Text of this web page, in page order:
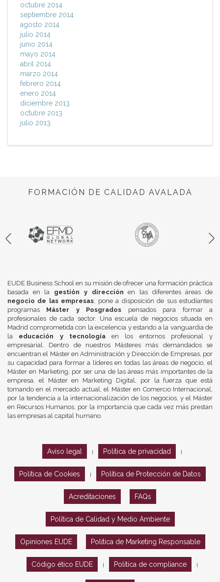
octubre 2014
septiembre 2014
agosto 2014
julio 2014
junio 2014
mayo 2014
abril 2014
marzo 2014
febrero 2014
enero 2014
diciembre 2013
octubre 2013
julio 2013
FORMACIÓN DE CALIDAD AVALADA
EUDE Business School en su misión de ofrecer una formación práctica
basada en la gestión y dirección en las diferentes áreas de
negocio de las empresas, pone a disposición de sus estudiantes
programas Máster y Posgrados pensados para formar a
profesionales de cada sector. Una escuela de negocios situada en
Madrid comprometida con la excelencia y estando a la vanguardia de
la educación y tecnologíaen los entornos profesional y
empresarial. Dentro de nuestros Másteres más demandados se
encuentran el Máster en Administración y Dirección de Empresas, por
su capacidad para formar a líderes en todas las áreas de negocio, el
Máster en Marketing, por ser una de las áreas más importantes de la
empresa, el Máster en Marketing Digital, por la fuerza que está
tomando en el mercado actual, el Máster en Comercio Internacional,
por la tendencia a la internacionalización de los negocios, y el Máster
en Recursos Humanos, por la importancia que cada vez más prestan
las empresas al capital humano.
Aviso legal Política de privacidad
Política de Cookies Política de Protección de Datos
Acreditaciones FAQs
Política de Calidad y Medio Ambiente
Opiniones EUDE Política de Marketing Responsable
Código ético EUDE Política de compliance